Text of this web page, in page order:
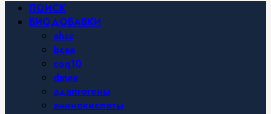
Основное
меню
ПОИСК
БИОДОБАВКИ
ahcc
bcaa
coq10
dmae
адаптогены
аминокислоты